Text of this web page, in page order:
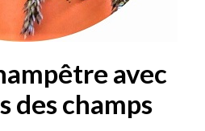
avec
des champs